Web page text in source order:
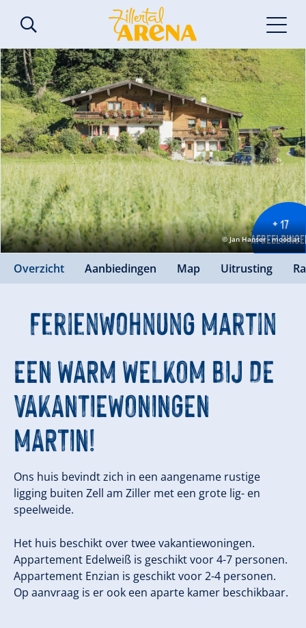
© Jan Hanser - mood.at
+ 17
Overzicht Aanbiedingen Map Uitrusting
Ferienwohnung Martin
EEN WARM WELKOM BIJ DE
VAKANTIEWONINGEN
MARTIN!
Ons huis bevindt zich in een aangename rustige
ligging buiten Zell am Ziller met een grote lig- en
speelweide.
Het huis beschikt over twee vakantiewoningen.
Appartement Edelweiß is geschikt voor 4-7 personen.
Appartement Enzian is geschikt voor 2-4 personen.
Op aanvraag is er ook een aparte kamer beschikbaar.